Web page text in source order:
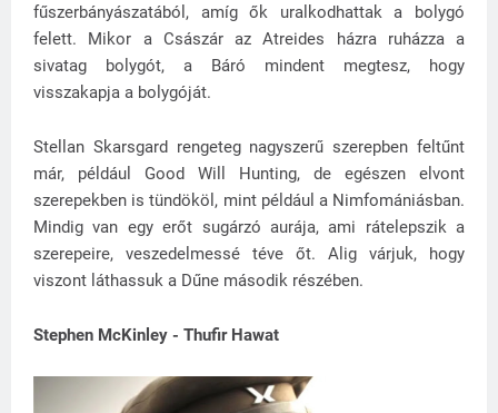
fűszerbányászatából, amíg ők uralkodhattak a bolygó
felett. Mikor a Császár az Atreides házra ruházza a
sivatag bolygót, a Báró mindent megtesz, hogy
visszakapja a bolygóját.
Stellan Skarsgard rengeteg nagyszerű szerepben feltűnt
már, például Good Will Hunting, de egészen elvont
szerepekben is tündököl, mint például a Nimfomániásban.
Mindig van egy erőt sugárzó aurája, ami rátelepszik a
szerepeire, veszedelmessé téve őt. Alig várjuk, hogy
viszont láthassuk a Dűne második részében.
Stephen McKinley - Thufir Hawat